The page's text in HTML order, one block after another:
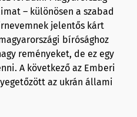
– különösen a szabad
jelentős kárt
bírósághoz
reményeket, de ez egy
A következő az Emberi
az ukrán állami